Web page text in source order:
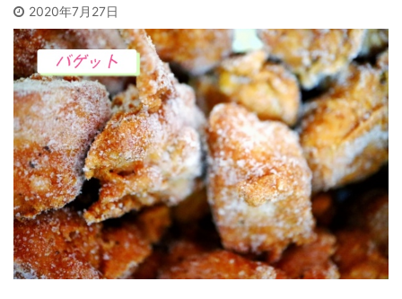
2020年7月27日